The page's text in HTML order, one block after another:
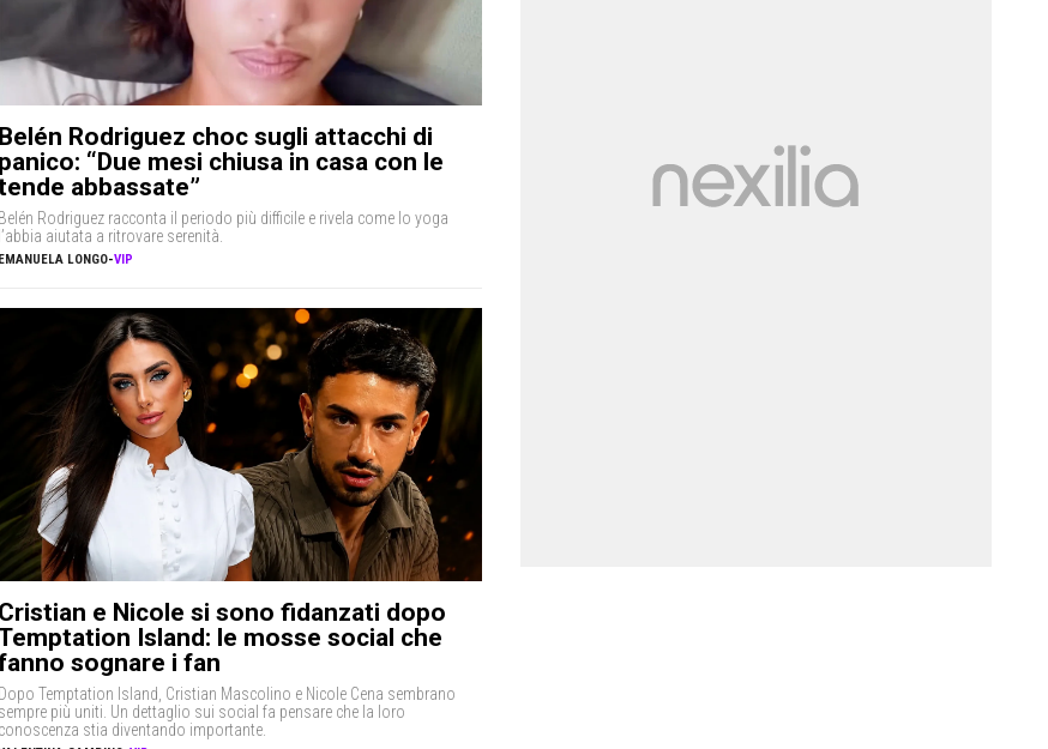
Belén Rodriguez choc sugli attacchi di
panico: “Due mesi chiusa in casa con le
abbassate”
Belén Rodriguez racconta il periodo più difficile e rivela come lo yoga
l’abbia aiutata a ritrovare serenità.
EMANUELA LONGO-VIP
Cristian e Nicole si sono fidanzati dopo
Island: le mosse social che
sognare i fan
Dopo Temptation Island, Cristian Mascolino e Nicole Cena sembrano
sempre più uniti. Un dettaglio sui social fa pensare che la loro
conoscenza stia diventando importante.